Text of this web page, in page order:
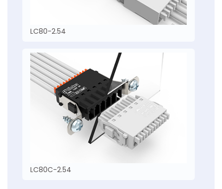
LC80-2.54
LC80C-2.54